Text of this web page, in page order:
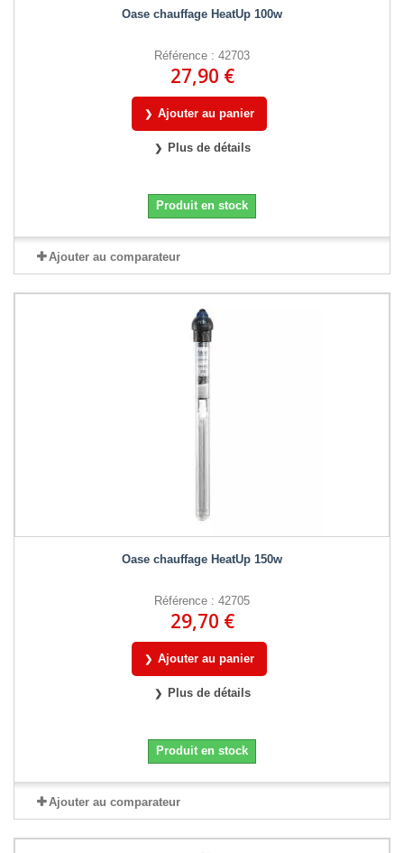
Oase chauffage HeatUp 100w
Référence : 42703
27,90 €
Ajouter au panier
Plus de détails
Produit en stock
Ajouter au comparateur
Oase chauffage HeatUp 150w
Référence : 42705
29,70 €
Ajouter au panier
Plus de détails
Produit en stock
Ajouter au comparateur